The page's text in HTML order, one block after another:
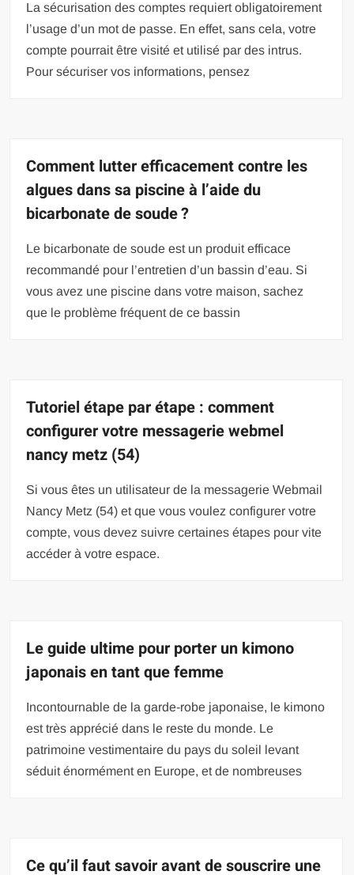
La sécurisation des comptes requiert obligatoirement
l’usage d’un mot de passe. En effet, sans cela, votre
compte pourrait être visité et utilisé par des intrus.
Pour sécuriser vos informations, pensez
Comment lutter efficacement contre les
algues dans sa piscine à l’aide du
bicarbonate de soude ?
Le bicarbonate de soude est un produit efficace
recommandé pour l’entretien d’un bassin d’eau. Si
vous avez une piscine dans votre maison, sachez
que le problème fréquent de ce bassin
Tutoriel étape par étape : comment
configurer votre messagerie webmel
nancy metz (54)
Si vous êtes un utilisateur de la messagerie Webmail
Nancy Metz (54) et que vous voulez configurer votre
compte, vous devez suivre certaines étapes pour vite
accéder à votre espace.
Le guide ultime pour porter un kimono
japonais en tant que femme
Incontournable de la garde-robe japonaise, le kimono
est très apprécié dans le reste du monde. Le
patrimoine vestimentaire du pays du soleil levant
séduit énormément en Europe, et de nombreuses
Ce qu’il faut savoir avant de souscrire une